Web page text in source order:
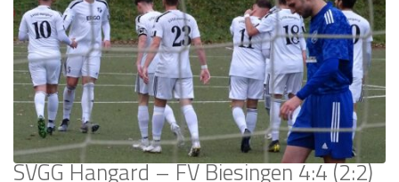
SVGG Hangard – FV Biesingen 4:4 (2:2)